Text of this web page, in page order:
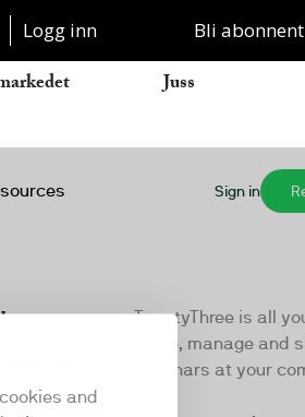
Logg inn Bli abonnent
Juss